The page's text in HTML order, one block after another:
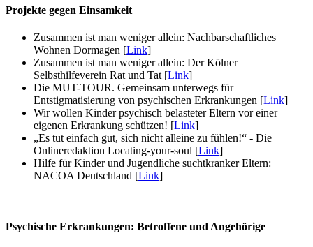
Projekte gegen Einsamkeit
Zusammen ist man weniger allein: Nachbarschaftliches
Wohnen Dormagen [Link]
Zusammen ist man weniger allein: Der Kölner
Selbsthilfeverein Rat und Tat [Link]
Die MUT-TOUR. Gemeinsam unterwegs für
Entstigmatisierung von psychischen Erkrankungen [Link]
Wir wollen Kinder psychisch belasteter Eltern vor einer
eigenen Erkrankung schützen! [Link]
„Es tut einfach gut, sich nicht alleine zu fühlen!“ - Die
Onlineredaktion Locating-your-soul [Link]
Hilfe für Kinder und Jugendliche suchtkranker Eltern:
NACOA Deutschland [Link]
Psychische Erkrankungen: Betroffene und Angehörige